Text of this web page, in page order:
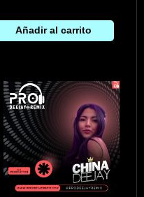
Añadir al carrito